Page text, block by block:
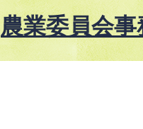
農業委員会事